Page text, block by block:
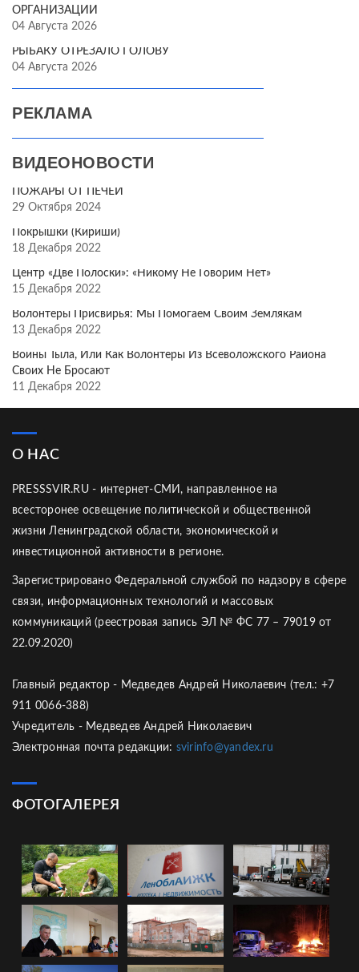
ОРГАНИЗАЦИИ
04 Августа 2026
РЫБАКУ ОТРЕЗАЛО ГОЛОВУ
04 Августа 2026
РЕКЛАМА
ВИДЕОНОВОСТИ
ПОЖАРЫ ОТ ПЕЧЕЙ
29 Октября 2024
Покрышки (Кириши)
18 Декабря 2022
Центр «Две Полоски»: «Никому Не Говорим Нет»
15 Декабря 2022
Волонтёры Присвирья: Мы Помогаем Своим Землякам
13 Декабря 2022
Воины Тыла, Или Как Волонтёры Из Всеволожского Района
Своих Не Бросают
11 Декабря 2022
О НАС
PRESSSVIR.RU - интернет-СМИ, направленное на
всесторонее освещение политической и общественной
жизни Ленинградской области, экономической и
инвестиционной активности в регионе.
Зарегистрировано Федеральной службой по надзору в сфере
связи, информационных технологий и массовых
коммуникаций (реестровая запись ЭЛ № ФС 77 – 79019 от
22.09.2020)
Главный редактор - Медведев Андрей Николаевич (тел.: +7
911 0066-388)
Учредитель - Медведев Андрей Николаевич
Электронная почта редакции: svirinfo@yandex.ru
ФОТОГАЛЕРЕЯ